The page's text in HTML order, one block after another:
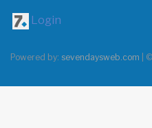
Login
Powered by: sevendaysweb.com |